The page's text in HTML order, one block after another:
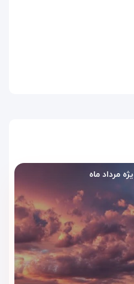
| DOUBLE OR
اتاق دلوکس توئین | DELUXE TWIN
برای مهمانانی مناسب است
فضای راحت‌تر و سطح بالاتری
مرداد ماه